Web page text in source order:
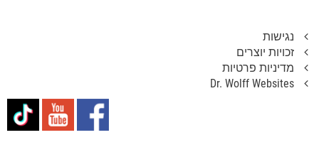
נגישות
זכויות יוצרים
מדיניות פרטיות